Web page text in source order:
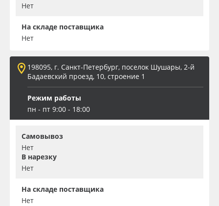
Нет
На складе поставщика
Нет
198095, г. Санкт-Петербург, поселок Шушары, 2-й
Бадаевский проезд, 10, строение 1
Режим работы
пн - пт 9:00 - 18:00
Самовывоз
Нет
В нарезку
Нет
На складе поставщика
Нет